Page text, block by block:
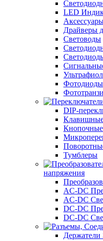
LED
Драйверы
Световоды
Фотодиоды
DIP-
Клавишные
Кнопочные
Тумблеры
напряжения
AC-DC
AC-DC
DC-DC
DC-DC
Держатели